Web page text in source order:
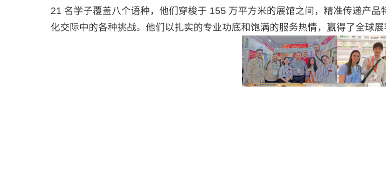
21 名学子覆盖八个语种，他们穿梭于 155 万平方米的展馆之间，精准传递产
化交际中的各种挑战。他们以扎实的专业功底和饱满的服务热情，赢得了全球